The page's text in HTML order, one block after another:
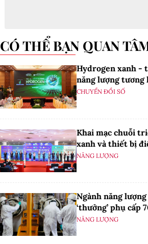
CÓ THỂ BẠN QUAN
Hydrogen xanh -
năng lượng tương
CHUYỂN ĐỔI SỐ
Khai mạc chuỗi
xanh và thiết bị
NĂNG LƯỢNG
Ngành năng
‘thưởng’ phụ cấp
NĂNG LƯỢNG